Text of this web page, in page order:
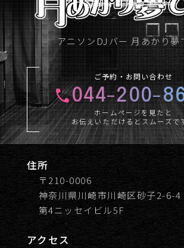
アニソンDJバー 月あかり夢
ご予約・お問い合わせ
044-200-
ホームページを見たと
お伝えいただけるとスムーズで
住所
〒210-0006
神奈川県川崎市川崎区砂子2-6-4
第4ニッセイビル5F
アクセス